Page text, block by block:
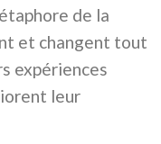
de la
et changent tout
expériences
leur